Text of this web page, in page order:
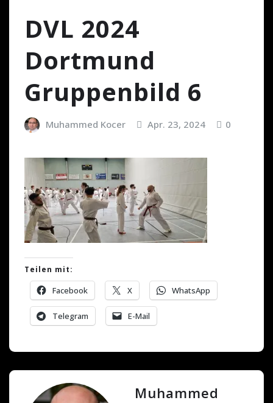
DVL 2024
Dortmund
Gruppenbild 6
Muhammed Kocer Apr. 23, 2024 0
Teilen mit:
Facebook X WhatsApp
Telegram E-Mail
Muhammed